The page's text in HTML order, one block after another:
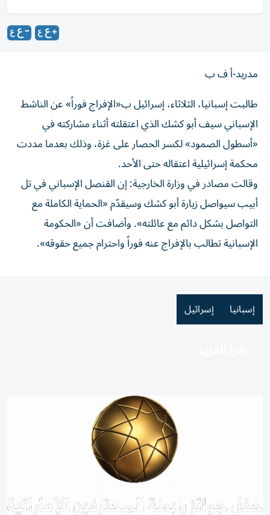
مدريد-أ ف ب
طالبت إسبانيا، الثلاثاء، إسرائيل ب«الإفراج فوراً» عن الناشط
الإسباني سيف أبو كشك الذي اعتقلته أثناء مشاركته في
«أسطول الصمود» لكسر الحصار على غزة، وذلك بعدما مددت
محكمة إسرائيلية اعتقاله حتى الأحد.
وقالت مصادر في وزارة الخارجية: إن القنصل الإسباني في تل
أبيب سيواصل زيارة أبو كشك وسيقدّم «الحماية الكاملة مع
التواصل بشكل دائم مع عائلته». وأضافت أن «الحكومة
الإسبانية تطالب بالإفراج عنه فوراً واحترام جميع حقوقه».
إسبانيا إسرائيل